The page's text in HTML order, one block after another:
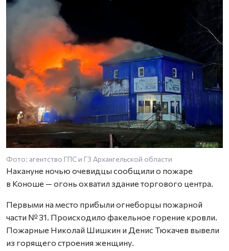
Фото: агентство ГПС и ГЗ Архангельской области
Накануне ночью очевидцы сообщили о пожаре
в Коноше — огонь охватил здание торгового центра.
Первыми на место прибыли огнеборцы пожарной
части № 31. Происходило факельное горение кровли.
Пожарные Николай Шишкин и Денис Тюкачев вывели
из горящего строения женщину.